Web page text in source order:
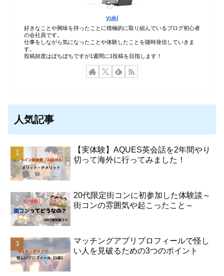
yuki
好きなことや興味を持ったことに積極的に取り組んでいるブログ初心者
の会社員です。
仕事をしながら気になったことや体験したことを随時発信していきま
す。
投稿頻度はぼちぼちですが1週間に1投稿を目指します！
人気記事
【実体験】AQUES英会話を2年間やり
切って海外に行ってみました！
20代限定街コンに初参加した体験談～
街コンの雰囲気や起こったこと～
マッチングアプリプロフィールで怪し
い人を見破るための3つのポイント